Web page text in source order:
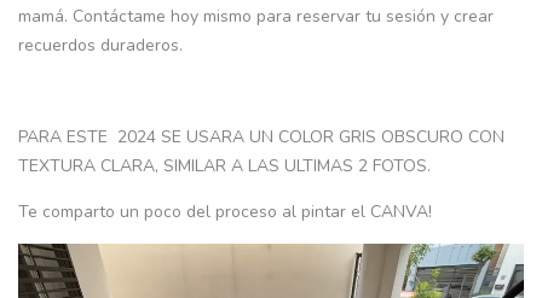
mamá. Contáctame hoy mismo para reservar tu sesión y crear
recuerdos duraderos.
PARA ESTE 2024 SE USARA UN COLOR GRIS OBSCURO CON
TEXTURA CLARA, SIMILAR A LAS ULTIMAS 2 FOTOS.
Te comparto un poco del proceso al pintar el CANVA!
Video
Player